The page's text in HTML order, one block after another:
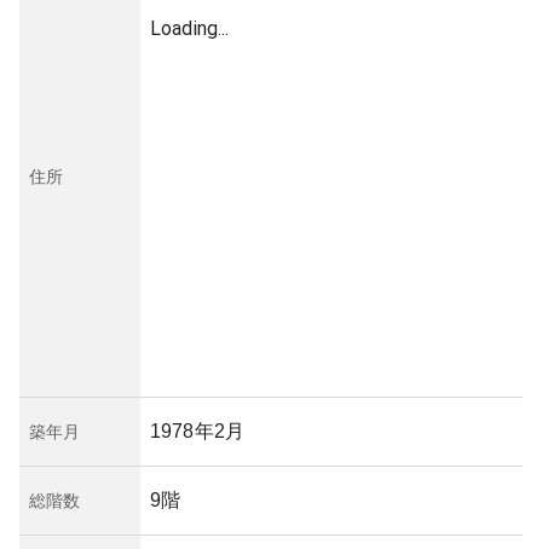
住所
Loading...
築年月 1978年2月
総階数 9階